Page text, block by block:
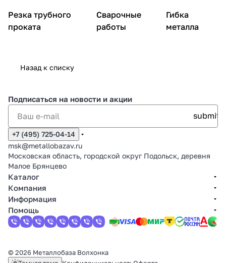
Резка трубного
проката
Сварочные
работы
Гибка
металла
Назад к списку
Подписаться на новости и акции
+7 (495) 725-04-14
msk@metallobazav.ru
Московская область, городской округ Подольск, деревня
Малое Брянцево
Каталог
Компания
Информация
Помощь
© 2026 Металлобаза Волхонка